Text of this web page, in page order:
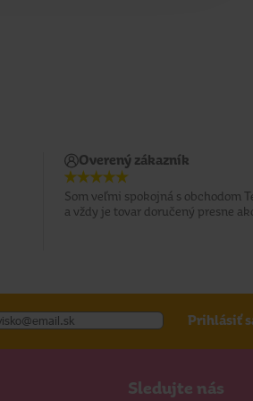
Overený zákazník
Som veľmi spokojná s obchodom
a vždy je tovar doručený presne
Prihlásiť
Sledujte nás